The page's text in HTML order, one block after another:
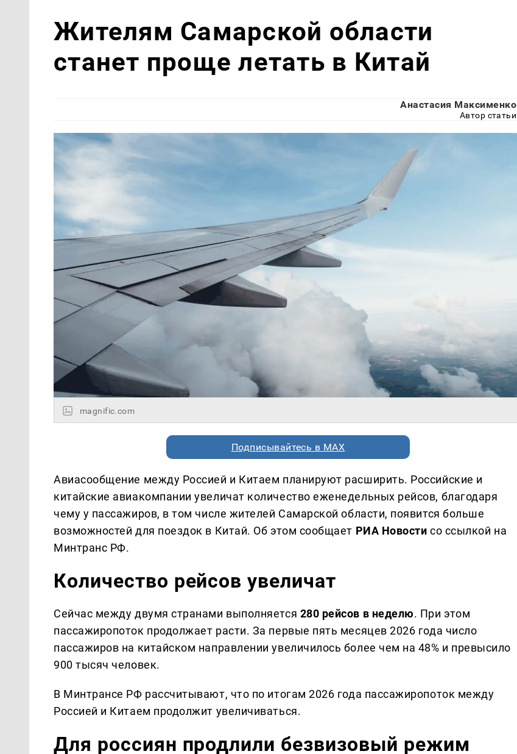
Жителям Самарской области
станет проще летать в Китай
Анастасия Максименко
Автор статьи
magnific.com
Подписывайтесь в MAX
Авиасообщение между Россией и Китаем планируют расширить. Российские и
китайские авиакомпании увеличат количество еженедельных рейсов, благодаря
чему у пассажиров, в том числе жителей Самарской области, появится больше
возможностей для поездок в Китай. Об этом сообщает РИА Новости со ссылкой на
Минтранс РФ.
Количество рейсов увеличат
Сейчас между двумя странами выполняется 280 рейсов в неделю. При этом
пассажиропоток продолжает расти. За первые пять месяцев 2026 года число
пассажиров на китайском направлении увеличилось более чем на 48% и превысило
900 тысяч человек.
В Минтрансе РФ рассчитывают, что по итогам 2026 года пассажиропоток между
Россией и Китаем продолжит увеличиваться.
Для россиян продлили безвизовый режим